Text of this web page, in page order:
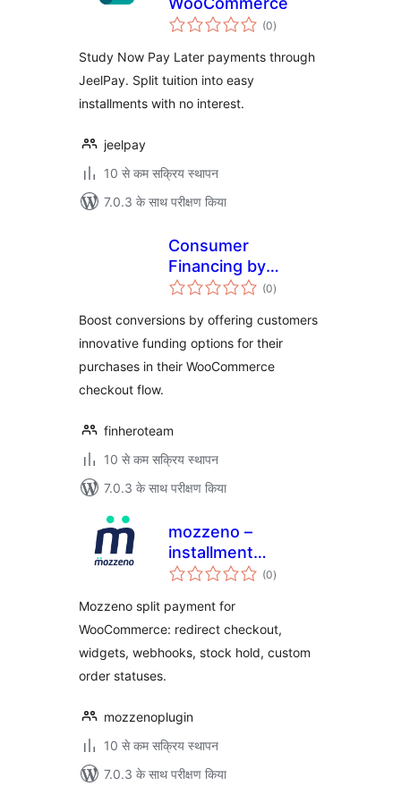
(0कुल
दर)
Study Now Pay Later payments through
JeelPay. Split tuition into easy
installments with no interest.
jeelpay
10 से कम सक्रिय स्थापन
7.0.3 के साथ परीक्षण किया
Consumer
Financing by
FinHero
(0कुल
दर)
Boost conversions by offering customers
innovative funding options for their
purchases in their WooCommerce
checkout flow.
finheroteam
10 से कम सक्रिय स्थापन
7.0.3 के साथ परीक्षण किया
mozzeno –
installment
payment
(0कुल
दर)
Mozzeno split payment for
WooCommerce: redirect checkout,
widgets, webhooks, stock hold, custom
order statuses.
mozzenoplugin
10 से कम सक्रिय स्थापन
7.0.3 के साथ परीक्षण किया